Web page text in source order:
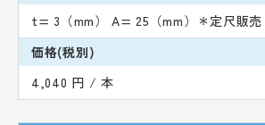
t= 3（mm） A= 25（mm）＊定尺販売
価格(税別)
4,040 円 / 本